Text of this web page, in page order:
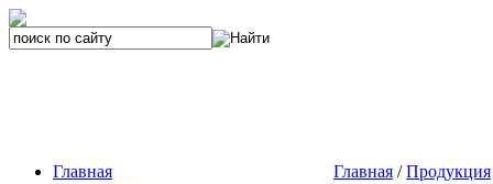
Главная
Главная /Продукция